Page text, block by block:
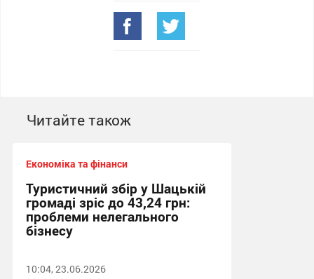
Читайте також
Економіка та фінанси
Туристичний збір у Шацькій
громаді зріс до 43,24 грн:
проблеми нелегального
бізнесу
10:04, 23.06.2026